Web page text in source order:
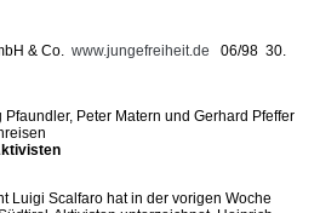
& Co. www.jungefreiheit.de 06/98 30.
Peter Matern und Gerhard Pfeffer
Luigi Scalfaro hat in der vorigen Woche